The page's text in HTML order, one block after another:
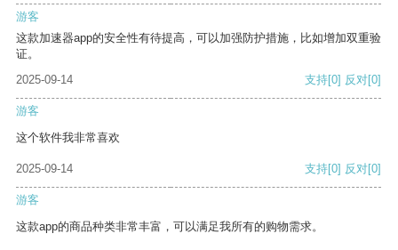
游客
这款加速器app的安全性有待提高，可以加强防护措施，比如增加双重验
证。
2025-09-14
支持[0] 反对[0]
游客
这个软件我非常喜欢
2025-09-14 支持[0] 反对[0]
游客
这款app的商品种类非常丰富，可以满足我所有的购物需求。